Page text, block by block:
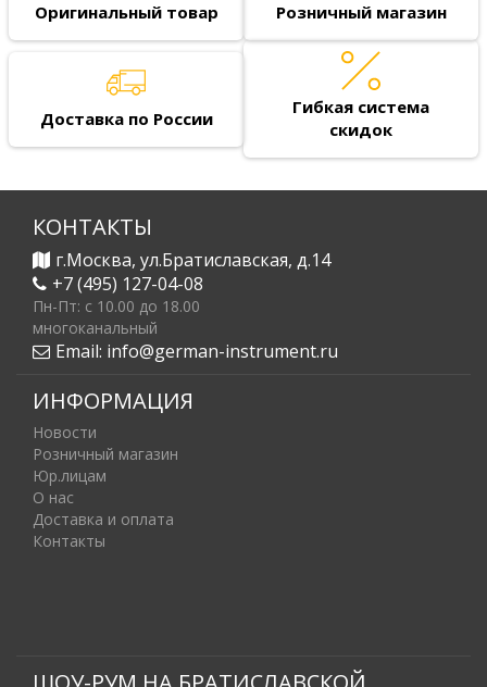
Оригинальный товар Розничный магазин
Доставка по России
Гибкая система
скидок
КОНТАКТЫ
г.Москва, ул.Братиславская, д.14
+7 (495) 127-04-08
Пн-Пт: c 10.00 до 18.00
многоканальный
Email: info@german-instrument.ru
ИНФОРМАЦИЯ
Новости
Розничный магазин
Юр.лицам
О нас
Доставка и оплата
Контакты